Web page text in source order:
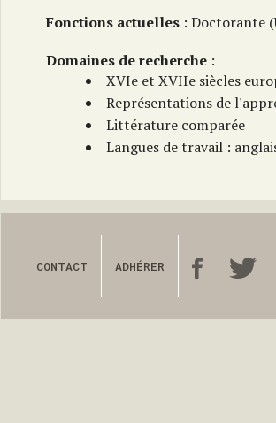
Fonctions actuelles : Doctorante
Domaines de recherche :
XVIe et XVIIe siècles
Représentations de
Littérature comparée
Langues de travail :
CONTACT ADHÉRER